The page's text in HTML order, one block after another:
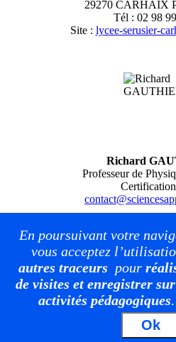
29270 CARHAIX
Tél : 02 98
Site : lycee-serusier-
Richard
Professeur de
Mentions
Plan du
Suivez
En poursuivant votre
vous acceptez
autres traceurs pour
de visites et enregistrer
activités pédagogiques.